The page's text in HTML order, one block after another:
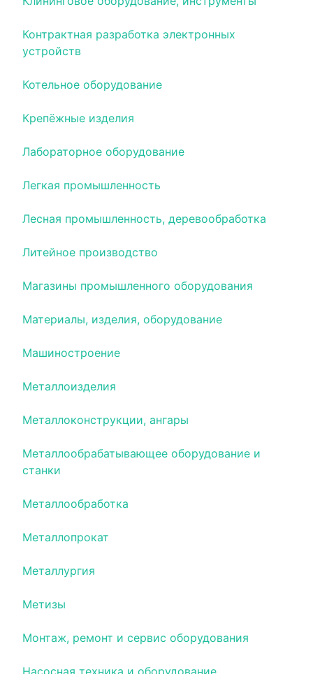
Контрактная разработка электронных
устройств
Котельное оборудование
Крепёжные изделия
Лабораторное оборудование
Легкая промышленность
Лесная промышленность, деревообработка
Литейное производство
Магазины промышленного оборудования
Материалы, изделия, оборудование
Машиностроение
Металлоизделия
Металлоконструкции, ангары
Металлообрабатывающее оборудование и
станки
Металлообработка
Металлопрокат
Металлургия
Метизы
Монтаж, ремонт и сервис оборудования
Насосная техника и оборудование